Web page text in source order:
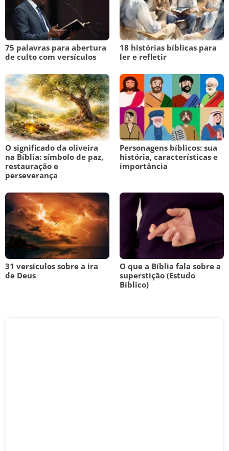
75 palavras para abertura
de culto com versículos
18 histórias bíblicas para
ler e refletir
O significado da oliveira
na Bíblia: símbolo de paz,
restauração e
perseverança
Personagens bíblicos: sua
história, características e
importância
31 versículos sobre a ira
de Deus
O que a Bíblia fala sobre a
superstição (Estudo
Bíblico)